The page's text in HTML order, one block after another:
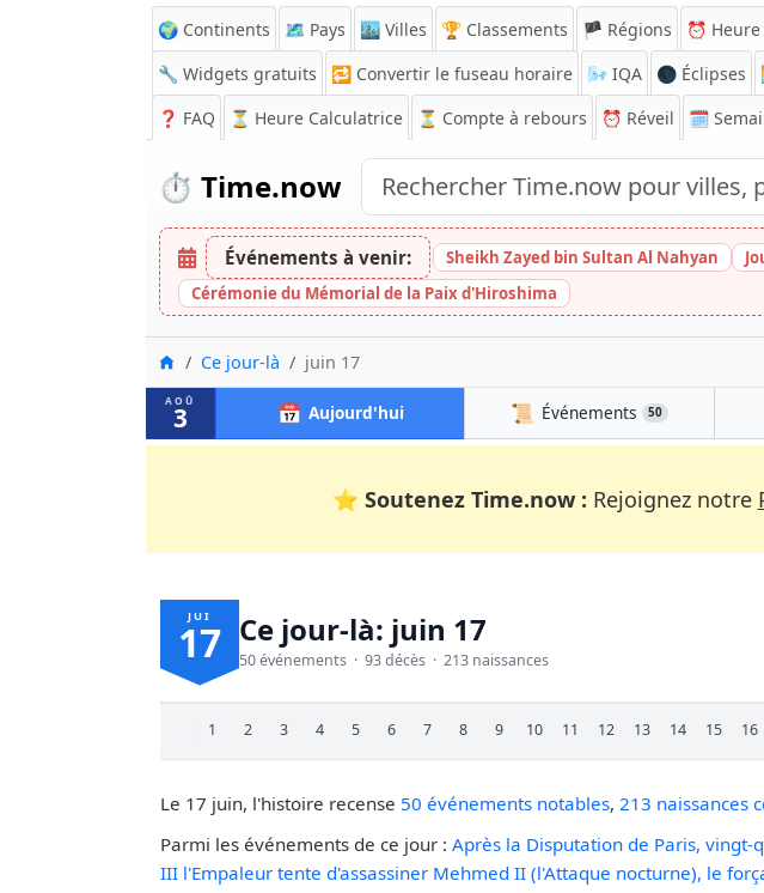
🌍 Continents 🗺️ Pays 🏙️ Villes 🏆 Classements 🏴 Régions ⏰ Heure
🔧 Widgets gratuits
🔁 Convertir le fuseau horaire 🌬️ IQA 🌑 Éclipses
❓ FAQ ⏳ Heure Calculatrice ⏳ Compte à rebours ⏰ Réveil 🗓️
⏱️ Time.now
Événements à venir: Sheikh Zayed bin Sultan Al Nahyan
Cérémonie du Mémorial de la Paix d'Hiroshima
Accueil
Ce jour-là juin 17
AOÛ
3 📅 Aujourd'hui 📜 Événements 50
⭐ Soutenez Time.now : Rejoignez notre
JUI
17 Ce jour-là: juin 17
50 événements · 93 décès · 213 naissances
1 2 3 4 5 6 7 8 9 10 11 12 13 14 15 16
Le 17 juin, l'histoire recense 50 événements notables, 213 naissances
Parmi les événements de ce jour : Après la Disputation de Paris,
III l'Empaleur tente d'assassiner Mehmed II (l'Attaque nocturne), le